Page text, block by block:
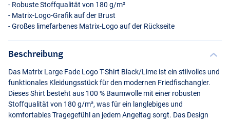
- Robuste Stoffqualität von 180 g/m²
- Matrix-Logo-Grafik auf der Brust
- Großes limefarbenes Matrix-Logo auf der Rückseite
Beschreibung
Das Matrix Large Fade Logo T-Shirt Black/Lime ist ein stilvolles und
funktionales Kleidungsstück für den modernen Friedfischangler.
Dieses Shirt besteht aus 100 % Baumwolle mit einer robusten
Stoffqualität von 180 g/m², was für ein langlebiges und
komfortables Tragegefühl an jedem Angeltag sorgt. Das Design